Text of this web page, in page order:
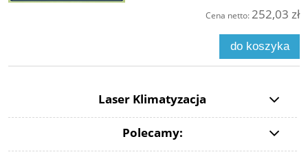
Cena netto:252,03 zł
do koszyka
Laser Klimatyzacja
Polecamy: